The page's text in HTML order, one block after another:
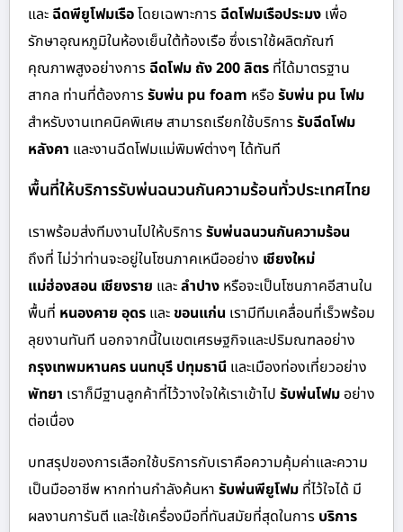
และ ฉีดพียูโฟมเรือโดยเฉพาะการ ฉีดโฟมเรือประมง เพื่อ
รักษาอุณหภูมิในห้องเย็นใต้ท้องเรือ ซึ่งเราใช้ผลิตภัณฑ์
คุณภาพสูงอย่างการ ฉีดโฟม ถัง 200 ลิตร ที่ได้มาตรฐาน
สากล ท่านที่ต้องการรับพ่น pu foam หรือรับพ่น pu โฟม
สำหรับงานเทคนิคพิเศษ สามารถเรียกใช้บริการรับฉีดโฟม
หลังคา และงานฉีดโฟมแม่พิมพ์ต่างๆ ได้ทันที
พื้นที่ให้บริการรับพ่นฉนวนกันความร้อนทั่วประเทศไทย
เราพร้อมส่งทีมงานไปให้บริการรับพ่นฉนวนกันความร้อน
ถึงที่ ไม่ว่าท่านจะอยู่ในโซนภาคเหนืออย่าง เชียงใหม่
แม่ฮ่องสอน เชียงราย และลำปาง หรือจะเป็นโซนภาคอีสานใน
พื้นที่ หนองคาย อุดร และขอนแก่น เรามีทีมเคลื่อนที่เร็วพร้อม
ลุยงานทันที นอกจากนี้ในเขตเศรษฐกิจและปริมณฑลอย่าง
กรุงเทพมหานคร นนทบุรี ปทุมธานี และเมืองท่องเที่ยวอย่าง
พัทยา เราก็มีฐานลูกค้าที่ไว้วางใจให้เราเข้าไป รับพ่นโฟม อย่าง
ต่อเนื่อง
บทสรุปของการเลือกใช้บริการกับเราคือความคุ้มค่าและความ
เป็นมืออาชีพ หากท่านกำลังค้นหา รับพ่นพียูโฟม ที่ไว้ใจได้ มี
ผลงานการันตี และใช้เครื่องมือที่ทันสมัยที่สุดในการ บริการ